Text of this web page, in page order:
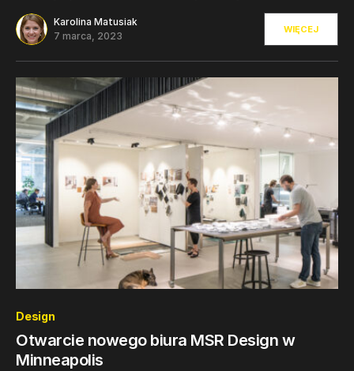
Karolina Matusiak
7 marca, 2023
WIĘCEJ
Design
Otwarcie nowego biura MSR Design w
Minneapolis